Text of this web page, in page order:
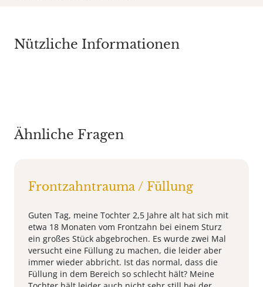
Nützliche Informationen
Ähnliche Fragen
Frontzahntrauma / Füllung
Guten Tag, meine Tochter 2,5 Jahre alt hat sich mit
etwa 18 Monaten vom Frontzahn bei einem Sturz
ein großes Stück abgebrochen. Es wurde zwei Mal
versucht eine Füllung zu machen, die leider aber
immer wieder abbricht. Ist das normal, dass die
Füllung in dem Bereich so schlecht hält? Meine